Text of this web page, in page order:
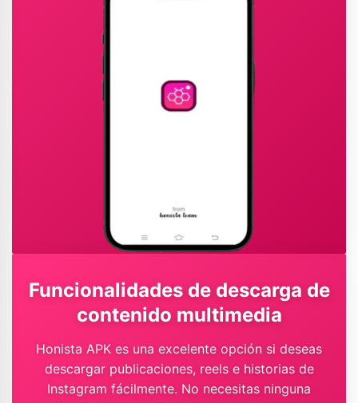
Funcionalidades de descarga de
contenido multimedia
Honista APK es una excelente opción si deseas
descargar publicaciones, reels e historias de
Instagram fácilmente. No necesitas ninguna